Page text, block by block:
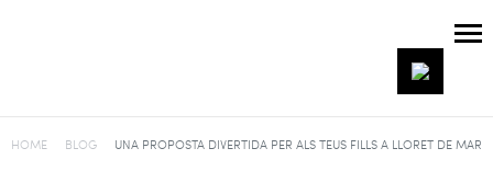
HOME BLOG UNA PROPOSTA DIVERTIDA PER ALS TEUS FILLS A LLORET DE MAR